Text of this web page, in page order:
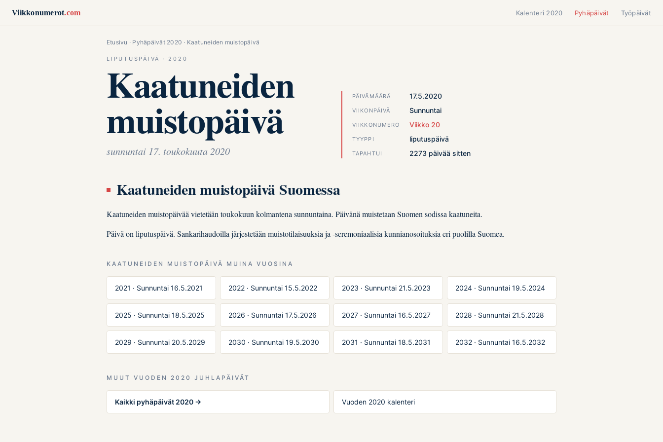
Viikkonumerot.com Kalenteri 2020 Pyhäpäivät Työpäivät
Etusivu · Pyhäpäivät 2020 · Kaatuneiden muistopäivä
LIPUTUSPÄIVÄ · 2020
Kaatuneiden
muistopäivä
sunnuntai 17. toukokuuta 2020
PÄIVÄMÄÄRÄ 17.5.2020
VIIKONPÄIVÄ Sunnuntai
VIIKKONUMERO Viikko 20
TYYPPI liputuspäivä
TAPAHTUI 2273 päivää sitten
Kaatuneiden muistopäivä Suomessa
Kaatuneiden muistopäivää vietetään toukokuun kolmantena sunnuntaina. Päivänä muistetaan Suomen sodissa kaatuneita.
Päivä on liputuspäivä. Sankarihaudoilla järjestetään muistotilaisuuksia ja -seremoniaalisia kunnianosoituksia eri puolilla Suomea.
KAATUNEIDEN MUISTOPÄIVÄ MUINA VUOSINA
2021 · Sunnuntai 16.5.2021 2022 · Sunnuntai 15.5.2022 2023 · Sunnuntai 21.5.2023 2024 · Sunnuntai 19.5.2024
2025 · Sunnuntai 18.5.2025 2026 · Sunnuntai 17.5.2026 2027 · Sunnuntai 16.5.2027 2028 · Sunnuntai 21.5.2028
2029 · Sunnuntai 20.5.2029 2030 · Sunnuntai 19.5.2030 2031 · Sunnuntai 18.5.2031 2032 · Sunnuntai 16.5.2032
MUUT VUODEN 2020 JUHLAPÄIVÄT
Kaikki pyhäpäivät 2020 → Vuoden 2020 kalenteri